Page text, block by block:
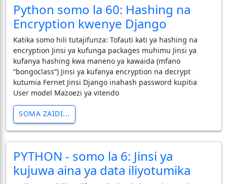
Python somo la 60: Hashing na
Encryption kwenye Django
Katika somo hili tutajifunza: Tofauti kati ya hashing na
encryption Jinsi ya kufunga packages muhimu Jinsi ya
kufanya hashing kwa maneno ya kawaida (mfano
“bongoclass”) Jinsi ya kufanya encryption na decrypt
kutumia Fernet Jinsi Django inahash password kupitia
User model Mazoezi ya vitendo
SOMA ZAIDI...
PYTHON - somo la 6: Jinsi ya
kujuwa aina ya data iliyotumika